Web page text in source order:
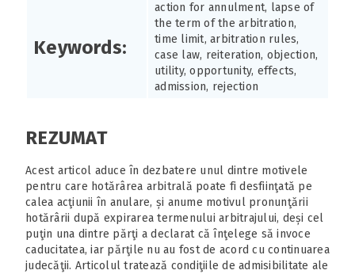
Keywords:
action for annulment, lapse of
the term of the arbitration,
time limit, arbitration rules,
case law, reiteration, objection,
utility, opportunity, effects,
admission, rejection
REZUMAT
Acest articol aduce în dezbatere unul dintre motivele
pentru care hotărârea arbitrală poate fi desfiinţată pe
calea acţiunii în anulare, și anume motivul pronunţării
hotărârii după expirarea termenului arbitrajului, deși cel
puţin una dintre părţi a declarat că înţelege să invoce
caducitatea, iar părţile nu au fost de acord cu continuarea
judecăţii. Articolul tratează condiţiile de admisibilitate ale